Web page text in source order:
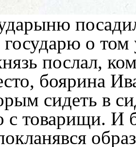
о
послал,
боярина
сидеть в
с товарищи. И